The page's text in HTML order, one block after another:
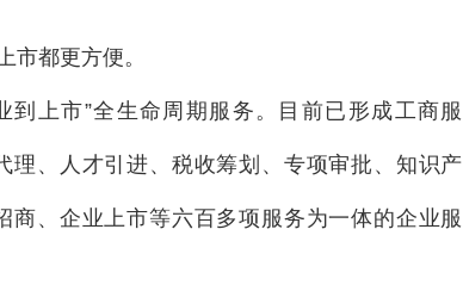
市都更方便。
上市”全生命周期服务。目前已形成工商服
、人才引进、税收筹划、专项审批、知识产
、企业上市等六百多项服务为一体的企业服